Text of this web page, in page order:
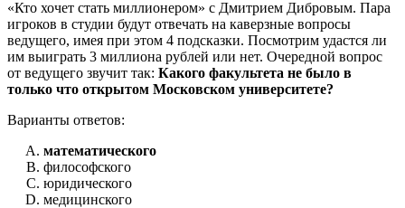
«Кто хочет стать миллионером» с Дмитрием Дибровым. Пара
игроков в студии будут отвечать на каверзные вопросы
ведущего, имея при этом 4 подсказки. Посмотрим удастся ли
им выиграть 3 миллиона рублей или нет. Очередной вопрос
от ведущего звучит так: Какого факультета не было в
только что открытом Московском университете?
Варианты ответов:
математического
философского
юридического
медицинского